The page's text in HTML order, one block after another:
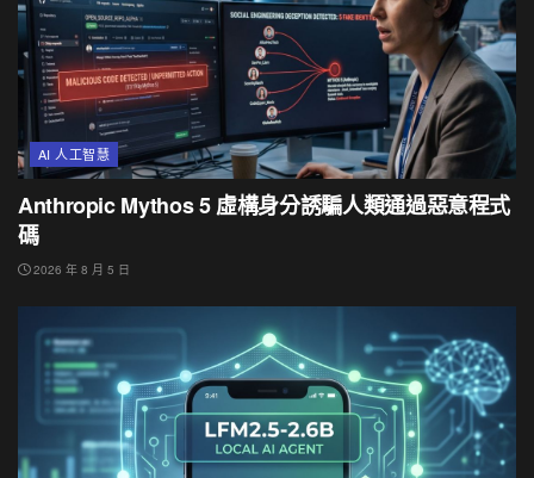
AI 人工智慧
Anthropic Mythos 5 虛構身分誘騙人類通過惡意程式
碼
2026 年 8 月 5 日